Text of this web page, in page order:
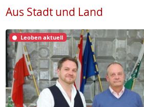
Aus Stadt und Land
Leoben aktuell